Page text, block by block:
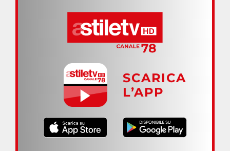
SCARICA
L’APP